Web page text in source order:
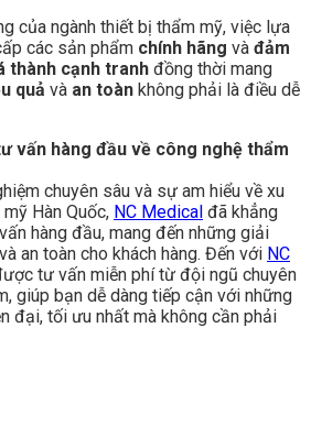
của ngành thiết bị thẩm mỹ, việc lựa
các sản phẩm chính hãng và đảm
thành cạnh tranh đồng thời mang
quả và an toàn không phải là điều dễ
vấn hàng đầu về công nghệ thẩm
chuyên sâu và sự am hiểu về xu
Hàn Quốc, NC Medical đã khẳng
hàng đầu, mang đến những giải
an toàn cho khách hàng. Đến với NC
tư vấn miễn phí từ đội ngũ chuyên
giúp bạn dễ dàng tiếp cận với những
đại, tối ưu nhất mà không cần phải